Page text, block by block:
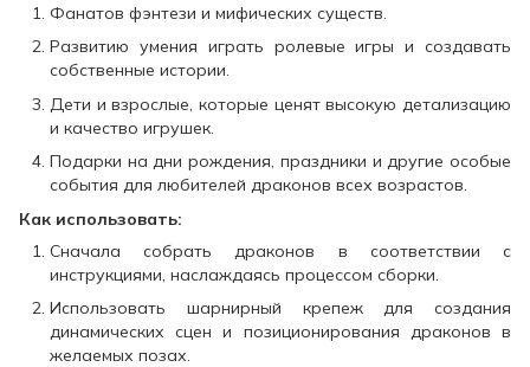
Фанатов фэнтези и мифических существ.
Развитию умения играть ролевые игры и создавать
собственные истории.
Дети и взрослые, которые ценят высокую детализацию
и качество игрушек.
Подарки на дни рождения, праздники и другие особые
события для любителей драконов всех возрастов.
Как использовать:
Сначала собрать драконов в соответствии с
инструкциями, наслаждаясь процессом сборки.
Использовать шарнирный крепеж для создания
динамических сцен и позиционирования драконов в
желаемых позах.